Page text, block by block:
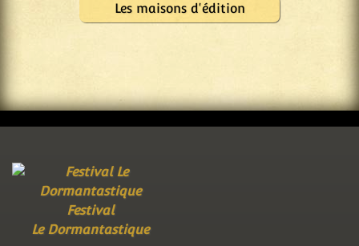
Les maisons d'édition
Festival
Le Dormantastique